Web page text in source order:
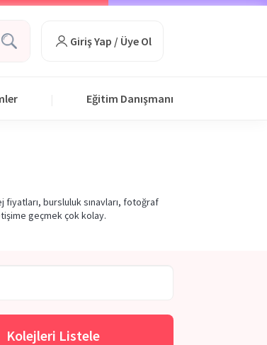
Giriş Yap / Üye Ol
Eğitim Danışmanı
bursluluk sınavları, fotoğraf
geçmek çok kolay.
Kolejleri Listele